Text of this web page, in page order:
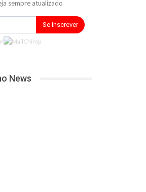
sempre atualizado
Se Inscrever
News